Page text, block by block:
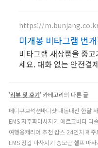
https://
미개봉 비타그램 번
최대 브랜드 중고거래
비타그램 새상품을 중
세요. 대화 없는 안전결
업로드
'리뷰 및 후기' 카테고리의 다른 글
메디큐브석션바디샷 내돈내산 한달
EMS 저주파마사지기 에르고바디 디
여행용캐리어 추천 캄스 24인치 제주
EMS 장갑 마사지기 승모근 셀프 마